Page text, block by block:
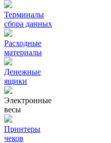
Терминалы
сбора данных
Расходные
материалы
Денежные
ящики
Электронные
весы
Принтеры
чеков